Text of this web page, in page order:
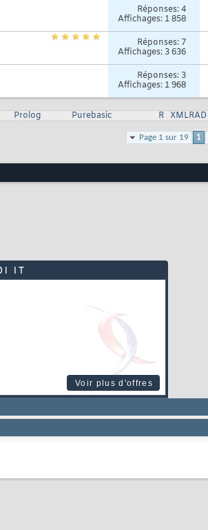
Réponses:4
Affichages: 1 858
Réponses: 7
Affichages: 3 636
Réponses: 3
Affichages: 1 968
Prolog Purebasic R XMLRAD
Page 1 sur 19 1
Voir plus d'offres